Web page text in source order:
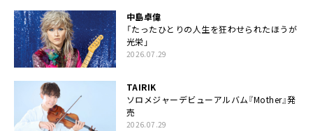
中島卓偉
「たったひとりの人生を狂わせられたほうが
光栄」
2026.07.29
TAIRIK
ソロメジャーデビューアルバム『Mother』発
売
2026.07.29